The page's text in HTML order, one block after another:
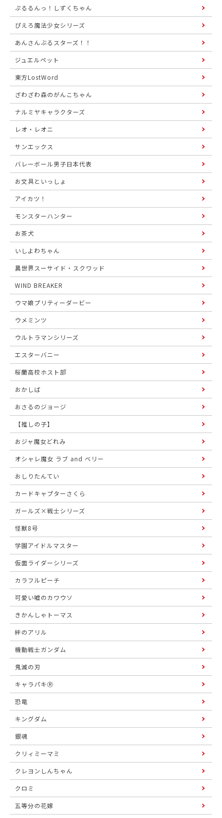
ぷるるんっ！しずくちゃん
ぴえろ魔法少女シリーズ
あんさんぶるスターズ！！
ジュエルペット
東方LostWord
ざわざわ森のがんこちゃん
ナルミヤキャラクターズ
レオ・レオニ
サンエックス
バレーボール男子日本代表
お文具といっしょ
アイカツ！
モンスターハンター
お茶犬
いしよわちゃん
異世界スーサイド・スクワッド
WIND BREAKER
ウマ娘プリティーダービー
ウメミンツ
ウルトラマンシリーズ
エスターバニー
桜蘭高校ホスト部
おかしば
おさるのジョージ
【推しの子】
おジャ魔女どれみ
オシャレ魔女 ラブ and ベリー
おしりたんてい
カードキャプターさくら
ガールズ×戦士シリーズ
怪獣8号
学園アイドルマスター
仮面ライダーシリーズ
カラフルピーチ
可愛い嘘のカワウソ
きかんしゃトーマス
絆のアリル
機動戦士ガンダム
鬼滅の刃
キャラパキⓇ
恐竜
キングダム
銀魂
クリィミーマミ
クレヨンしんちゃん
クロミ
五等分の花嫁